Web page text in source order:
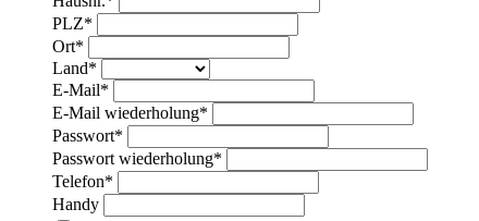
PLZ*
Ort*
Land*
E-Mail*
E-Mail wiederholung*
Passwort*
Passwort wiederholung*
Telefon*
Handy